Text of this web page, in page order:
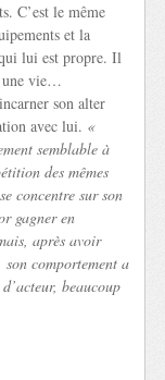
C’est le même
et la
lui est propre. Il
une vie…
son alter
avec lui. «
semblable à
des mêmes
concentre sur son
gagner en
après avoir
son comportement a
beaucoup